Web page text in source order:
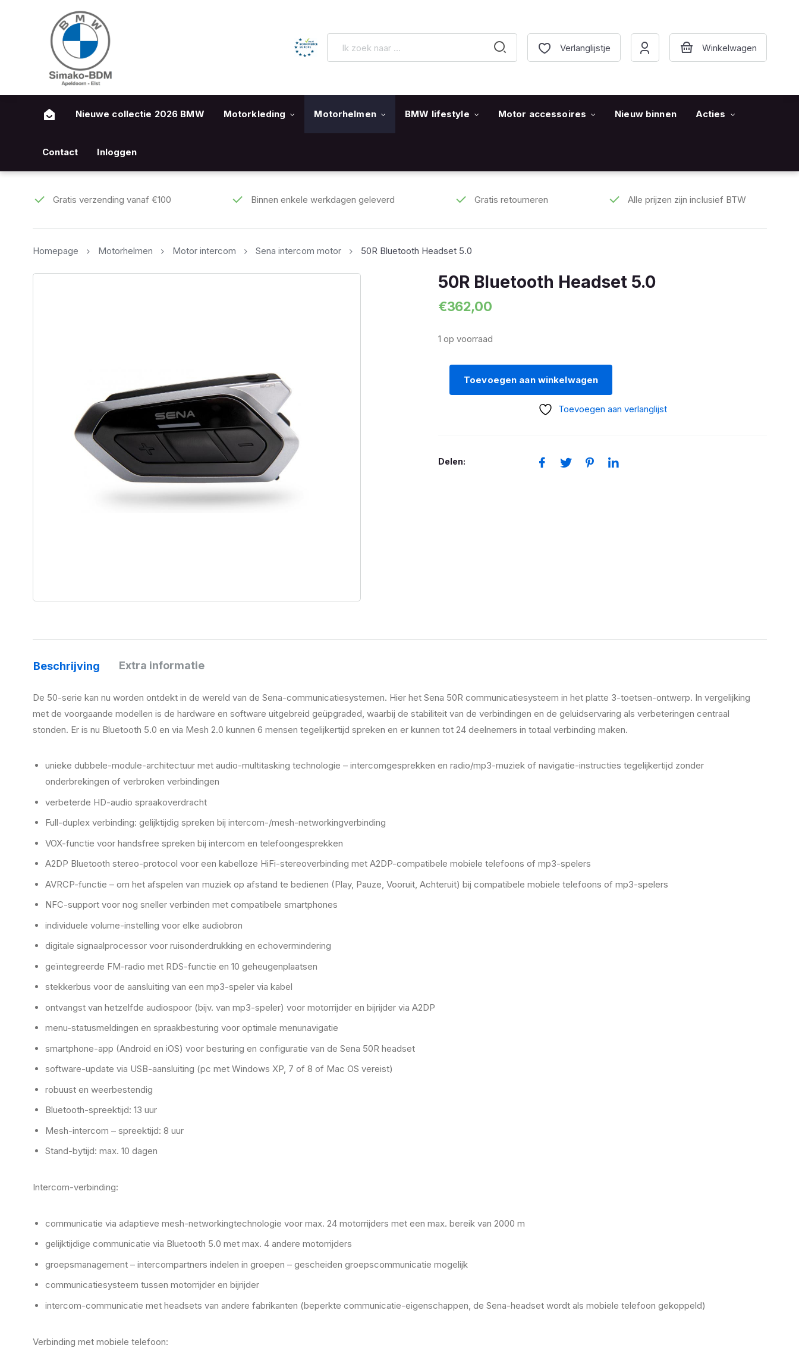
Verlanglijstje
Nieuwe collectie 2026 BMW Motorkleding Motorhelmen BMW lifestyle Motor accessoires Nieuw binnen Acties
Contact Inloggen
Gratis verzending vanaf €100 Binnen enkele werkdagen geleverd Gratis retourneren Alle prijzen zijn inclusief BTW
Homepage Motorhelmen Motor intercom Sena intercom motor 50R Bluetooth Headset 5.0
50R Bluetooth Headset 5.0
€362,00
1 op voorraad
Toevoegen aan winkelwagen
Toevoegen aan verlanglijst
Delen:
Beschrijving Extra informatie
De 50-serie kan nu worden ontdekt in de wereld van de Sena-communicatiesystemen. Hier het Sena 50R communicatiesysteem in het platte 3-toetsen-ontwerp. In vergelijking
met de voorgaande modellen is de hardware en software uitgebreid geüpgraded, waarbij de stabiliteit van de verbindingen en de geluidservaring als verbeteringen centraal
stonden. Er is nu Bluetooth 5.0 en via Mesh 2.0 kunnen 6 mensen tegelijkertijd spreken en er kunnen tot 24 deelnemers in totaal verbinding maken.
unieke dubbele-module-architectuur met audio-multitasking technologie – intercomgesprekken en radio/mp3-muziek of navigatie-instructies tegelijkertijd zonder
onderbrekingen of verbroken verbindingen
verbeterde HD-audio spraakoverdracht
Full-duplex verbinding: gelijktijdig spreken bij intercom-/mesh-networkingverbinding
VOX-functie voor handsfree spreken bij intercom en telefoongesprekken
A2DP Bluetooth stereo-protocol voor een kabelloze HiFi-stereoverbinding met A2DP-compatibele mobiele telefoons of mp3-spelers
AVRCP-functie – om het afspelen van muziek op afstand te bedienen (Play, Pauze, Vooruit, Achteruit) bij compatibele mobiele telefoons of mp3-spelers
NFC-support voor nog sneller verbinden met compatibele smartphones
individuele volume-instelling voor elke audiobron
digitale signaalprocessor voor ruisonderdrukking en echovermindering
geïntegreerde FM-radio met RDS-functie en 10 geheugenplaatsen
stekkerbus voor de aansluiting van een mp3-speler via kabel
ontvangst van hetzelfde audiospoor (bijv. van mp3-speler) voor motorrijder en bijrijder via A2DP
menu-statusmeldingen en spraakbesturing voor optimale menunavigatie
smartphone-app (Android en iOS) voor besturing en configuratie van de Sena 50R headset
software-update via USB-aansluiting (pc met Windows XP, 7 of 8 of Mac OS vereist)
robuust en weerbestendig
Bluetooth-spreektijd: 13 uur
Mesh-intercom – spreektijd: 8 uur
Stand-bytijd: max. 10 dagen
Intercom-verbinding:
communicatie via adaptieve mesh-networkingtechnologie voor max. 24 motorrijders met een max. bereik van 2000 m
gelijktijdige communicatie via Bluetooth 5.0 met max. 4 andere motorrijders
groepsmanagement – intercompartners indelen in groepen – gescheiden groepscommunicatie mogelijk
communicatiesysteem tussen motorrijder en bijrijder
intercom-communicatie met headsets van andere fabrikanten (beperkte communicatie-eigenschappen, de Sena-headset wordt als mobiele telefoon gekoppeld)
Verbinding met mobiele telefoon: